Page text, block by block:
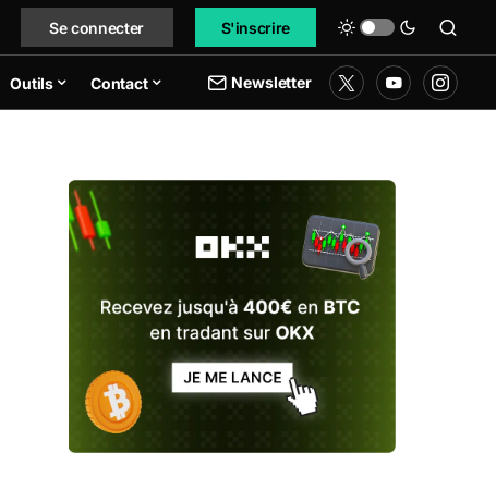
Se connecter S'inscrire
Outils Contact Newsletter